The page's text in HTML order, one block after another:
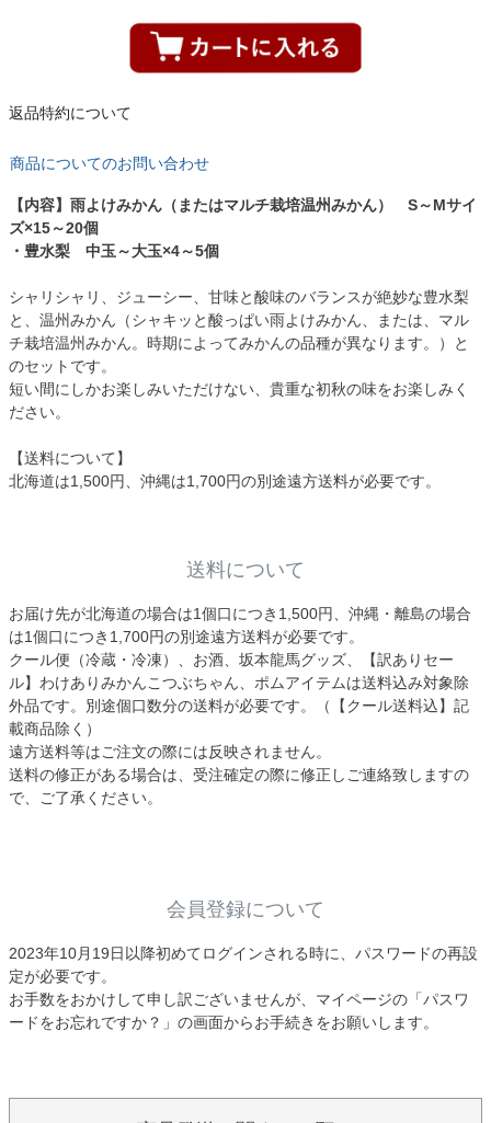
返品特約について
商品についてのお問い合わせ
【内容】雨よけみかん（またはマルチ栽培温州みかん） S～Mサイ
ズ×15～20個
・豊水梨 中玉～大玉×4～5個
シャリシャリ、ジューシー、甘味と酸味のバランスが絶妙な豊水梨
と、温州みかん（シャキッと酸っぱい雨よけみかん、または、マル
チ栽培温州みかん。時期によってみかんの品種が異なります。）と
のセットです。
短い間にしかお楽しみいただけない、貴重な初秋の味をお楽しみく
ださい。
【送料について】
北海道は1,500円、沖縄は1,700円の別途遠方送料が必要です。
送料について
お届け先が北海道の場合は1個口につき1,500円、沖縄・離島の場合
は1個口につき1,700円の別途遠方送料が必要です。
クール便（冷蔵・冷凍）、お酒、坂本龍馬グッズ、【訳ありセー
ル】わけありみかんこつぶちゃん、ポムアイテムは送料込み対象除
外品です。別途個口数分の送料が必要です。（【クール送料込】記
載商品除く）
遠方送料等はご注文の際には反映されません。
送料の修正がある場合は、受注確定の際に修正しご連絡致しますの
で、ご了承ください。
会員登録について
2023年10月19日以降初めてログインされる時に、パスワードの再設
定が必要です。
お手数をおかけして申し訳ございませんが、マイページの「パスワ
ードをお忘れですか？」の画面からお手続きをお願いします。